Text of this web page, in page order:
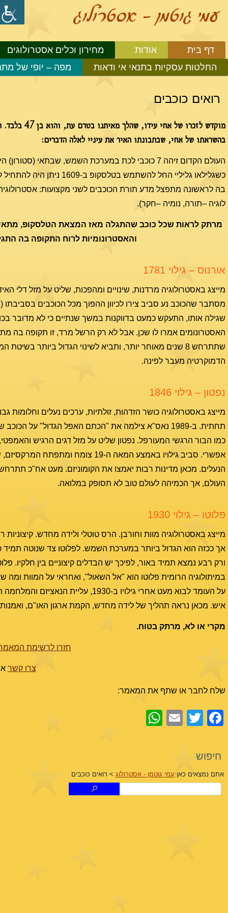
דף בית אודות
מחירון וכלים אסטרולוגים
החלטות עסקיות בתנאי אי ודאות
מפה – יופי של
רואים כוכבים
מוקדש לזכרו של
בהשראתו של אחי, שבתבונתו האיר את עיניי לאלה הדברים:
העולם הקדום זיהה 7 כוכבי לכת במערכת השמש, שבתאי
כשגלילאו גליליי החל להשתמש
בה לראשונה מתפצל מדע תורת הכוכבים לשני מקצועות:
לוגיה –תורה, נומיה –חקר).
מרתק לראות שכל כוכב שהתגלה מאז המצאת הטלסקופ, מתאים
והאסטרונומיות לרוח התקופה בה
אורנוס – גילוי 1781
מייצג באסטרולוגיה מרדנות, שינויים ומהפכות, שליט על מזל דלי
מסתבר שהכוכב נע סביב צירו לכיוון ההפוך מכל הכוכבים בסביבתו
שגילה אותו, התעקש כמעט בדווקנות במשך שנתיים כי לא מדובר
האסטרונומים אמרו לו שכן. אבל לא רק הרשל מרד, זו תקופה בה
שתתרחש 8 שנים מאוחר יותר, ותביא לשינוי הגדול ביותר
הדמוקרטיה מעבר לפינה.
נפטון – גילוי 1846
מייצג באסטרולוגיה כושר הזדהות, זולתיות, ערכים נעלים
תחתית. ב-1989 נאס"א צילמה את "הכתם האפל הגדול"
כמו הבור הרגשי המעורפל. נפטון שליט על מזל דגים הרגיש
אפשרי. סביב גילויו באמצע המאה ה-
הנעלים. מכאן מדינות רבות יאמצו את הקומוניזם. מעט אח"כ
העולם, אך הכמיהה לעולם טוב לא תסופק במלואה.
פלוטו – גילוי 1930
אך ככזה הוא הגדול ביותר במערכת השמש. לפלוטו צד שנוטה
ורק רבע נמצא תמיד באור, לפיכך יש הבדלים קיצוניים בין חלקיו.
במיתולוגיה הרומית פלוטו הוא "אל השאול", ואחראי על המוות ומה
איש. מכאן נראה תהליך של לידה מחדש, הקמת ארגון האו"ם,
מקרי או לא, מרתק בטוח.
חזרו לרשימת
צרו קשר או
שלח לחבר או שתף את המאמר:
Facebook
Twitter
Email
חיפוש
אתם נמצאים כאן:עמי גוטמן - אסטרולוג > רואים כוכבים